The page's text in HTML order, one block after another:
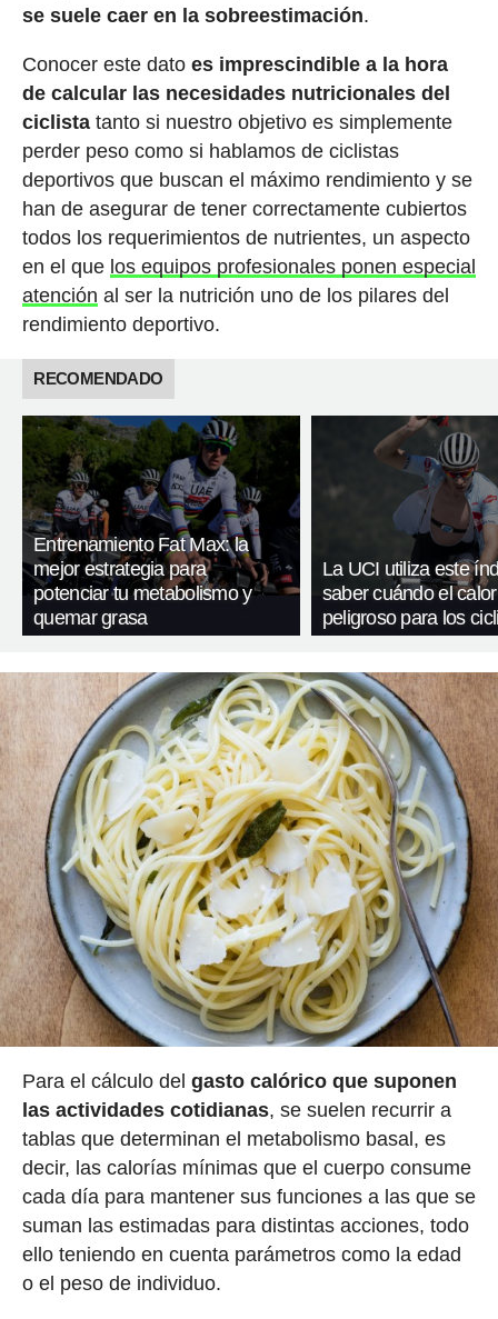
se suele caer en la sobreestimación.
Conocer este dato es imprescindible a la hora
de calcular las necesidades nutricionales del
ciclistatanto si nuestro objetivo es simplemente
perder peso como si hablamos de ciclistas
deportivos que buscan el máximo rendimiento y se
han de asegurar de tener correctamente cubiertos
todos los requerimientos de nutrientes, un aspecto
en el que los equipos profesionales ponen especial
atención al ser la nutrición uno de los pilares del
rendimiento deportivo.
RECOMENDADO
Entrenamiento Fat Max: la
mejor estrategia para
potenciar tu metabolismo y
quemar grasa
La UCI utiliza este
saber cuándo el
peligroso para los
Para el cálculo del gasto calórico que suponen
las actividades cotidianas, se suelen recurrir a
tablas que determinan el metabolismo basal, es
decir, las calorías mínimas que el cuerpo consume
cada día para mantener sus funciones a las que se
suman las estimadas para distintas acciones, todo
ello teniendo en cuenta parámetros como la edad
o el peso de individuo.